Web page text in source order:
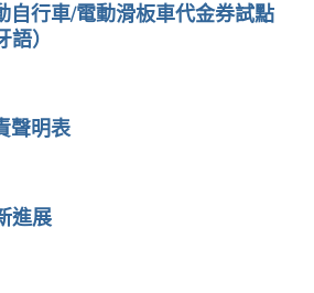
自行車/電動滑板車代金券試點
）
聲明表
進展